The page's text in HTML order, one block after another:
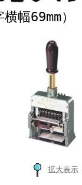
横幅69mm）
拡大表示